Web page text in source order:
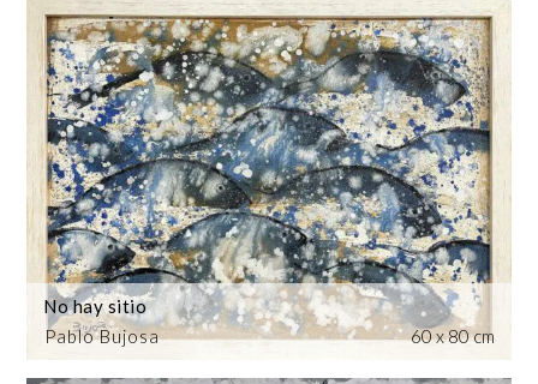
Pablo Bujosa
No hay sitio
60 x 80 cm